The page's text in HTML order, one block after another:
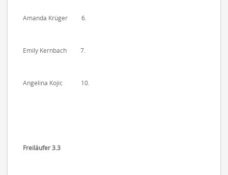
Amanda Krüger 6.
Emily Kernbach 7.
Angelina Kojic 10.
Freiläufer 3.3